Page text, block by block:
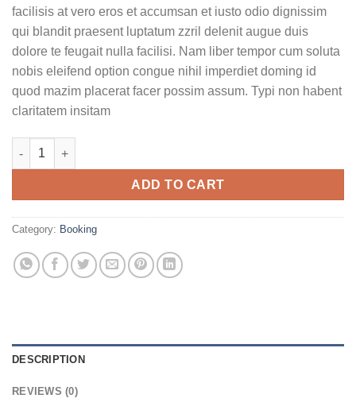
facilisis at vero eros et accumsan et iusto odio dignissim
qui blandit praesent luptatum zzril delenit augue duis
dolore te feugait nulla facilisi. Nam liber tempor cum soluta
nobis eleifend option congue nihil imperdiet doming id
quod mazim placerat facer possim assum. Typi non habent
claritatem insitam
Weekend Wine Course quantity
ADD TO CART
Category: Booking
DESCRIPTION
REVIEWS (0)